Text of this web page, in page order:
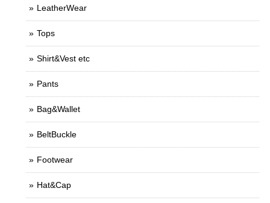
LeatherWear
Tops
Shirt&Vest etc
Pants
Bag&Wallet
BeltBuckle
Footwear
Hat&Cap